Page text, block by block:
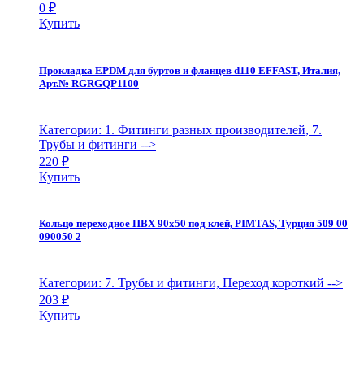
0 ₽
Купить
Прокладка EPDM для буртов и фланцев d110 EFFAST, Италия,
Арт.№ RGRGQP1100
Категории: 1. Фитинги разных производителей, 7.
Трубы и фитинги -->
220 ₽
Купить
Кольцо переходное ПВХ 90х50 под клей, PIMTAS, Турция 509 00
090050 2
Категории: 7. Трубы и фитинги, Переход короткий -->
203 ₽
Купить